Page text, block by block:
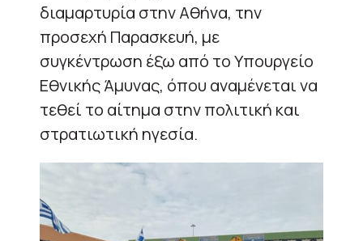
διαμαρτυρία στην Αθήνα, την
προσεχή Παρασκευή, με
συγκέντρωση έξω από το Υπουργείο
Εθνικής Άμυνας, όπου αναμένεται να
τεθεί το αίτημα στην πολιτική και
στρατιωτική ηγεσία.